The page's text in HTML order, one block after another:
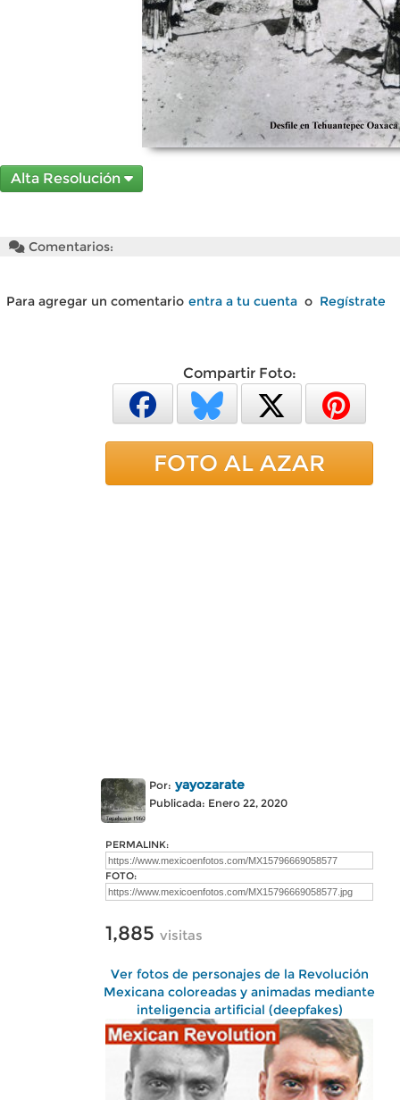
Alta Resolución
Comentarios:
Para agregar un comentario entra a tu cuenta o Regístrate
Compartir Foto:
FOTO AL AZAR
Por: yayozarate
Publicada: Enero 22, 2020
PERMALINK:
FOTO:
1,885 visitas
Ver fotos de personajes de la Revolución
Mexicana coloreadas y animadas mediante
inteligencia artificial (deepfakes)